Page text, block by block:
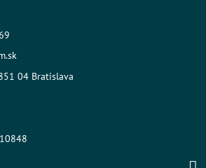
04 Bratislava